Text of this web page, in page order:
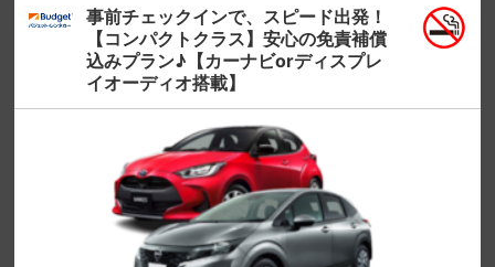
事前チェックインで、スピード出発！
【コンパクトクラス】安心の免責補償
込みプラン♪【カーナビorディスプレ
イオーディオ搭載】